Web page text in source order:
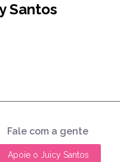
Santos
Fale com a gente
Apoie o Juicy Santos